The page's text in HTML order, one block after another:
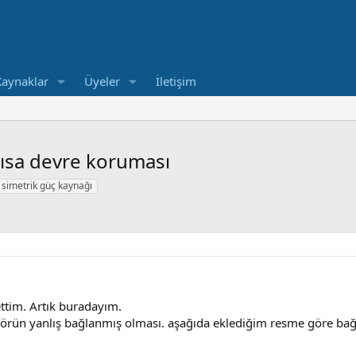
Üyeler İletişim
devre koruması
simetrik güç kaynağı
Artık buradayım.
yanlış bağlanmış olması. aşağıda eklediğim resme göre